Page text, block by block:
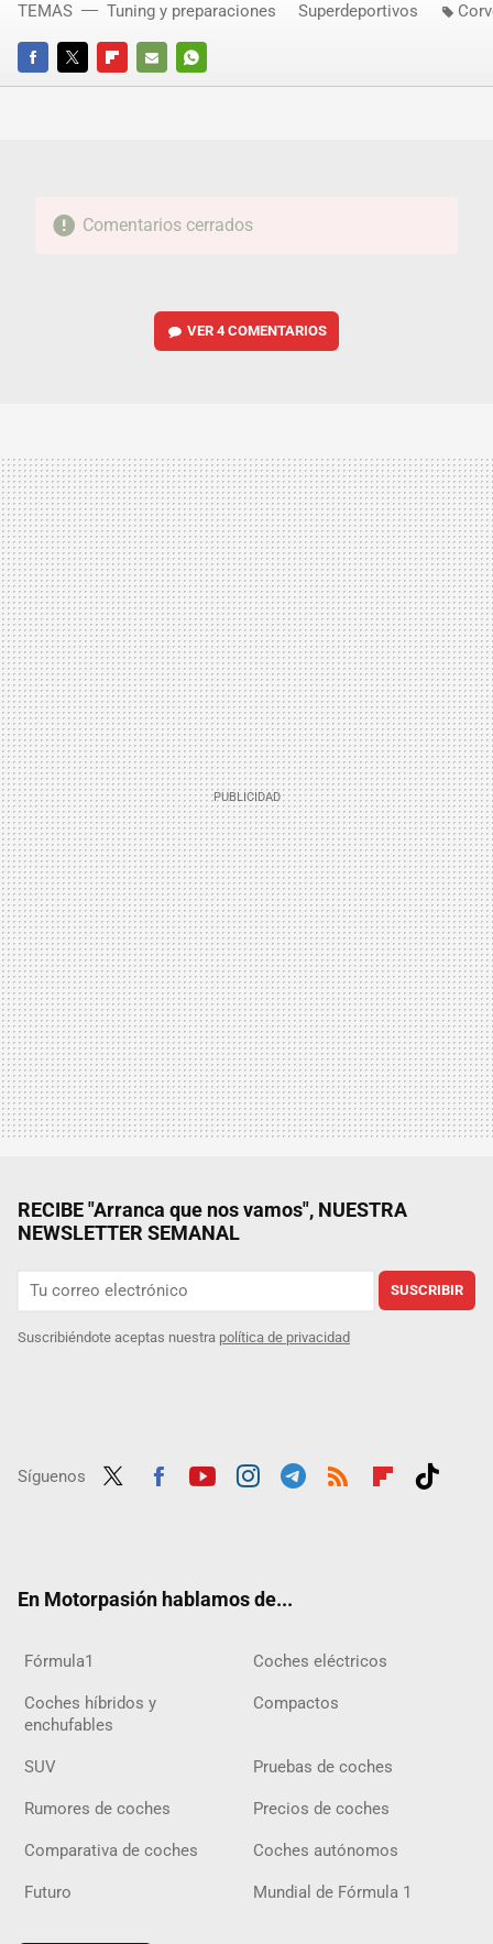
FACEBOOKTWITTERFLIPBOARD
E-
WHATSAPP
TEMAS Tuning y preparaciones Superdeportivos
Comentarios cerrados
VER4 COMENTARIOS
RECIBE "Arranca que nos vamos", NUESTRA
NEWSLETTER SEMANAL
SUSCRIBIR
Suscribiéndote aceptas nuestra política de privacidad
Síguenos
En Motorpasión hablamos de...
Fórmula1 Coches eléctricos
Coches híbridos y
enchufables
Compactos
SUV Pruebas de coches
Rumores de coches Precios de coches
Comparativa de coches Coches autónomos
Futuro Mundial de Fórmula 1